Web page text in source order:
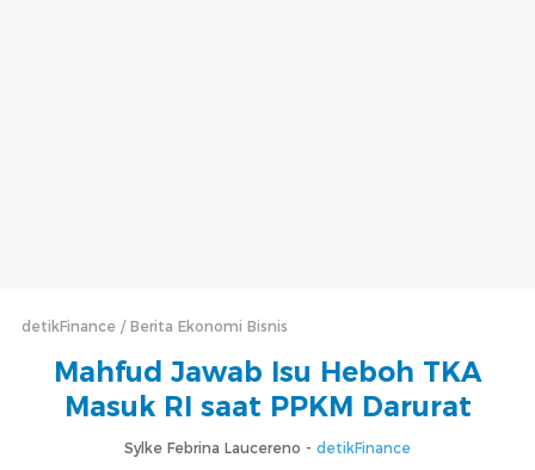
detikFinance Berita Ekonomi Bisnis
Mahfud Jawab Isu Heboh TKA
Masuk RI saat PPKM Darurat
Sylke Febrina Laucereno - detikFinance